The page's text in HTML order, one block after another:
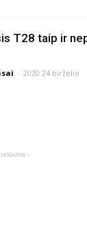
T28 taip ir
- 2020 24 birželio
-